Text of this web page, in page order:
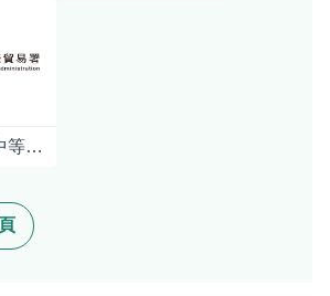
2026年越南中等收入階層及消費情況